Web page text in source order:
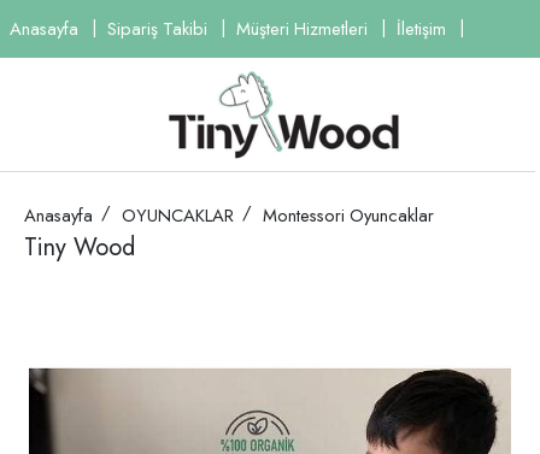
Anasayfa Sipariş Takibi Müşteri Hizmetleri İletişim
Anasayfa OYUNCAKLAR Montessori Oyuncaklar
Tiny Wood